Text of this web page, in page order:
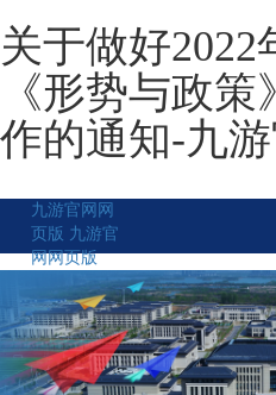
关于做好2022
《形势与政
作的通知-九
九游官网网
页版 九游官
网网页版